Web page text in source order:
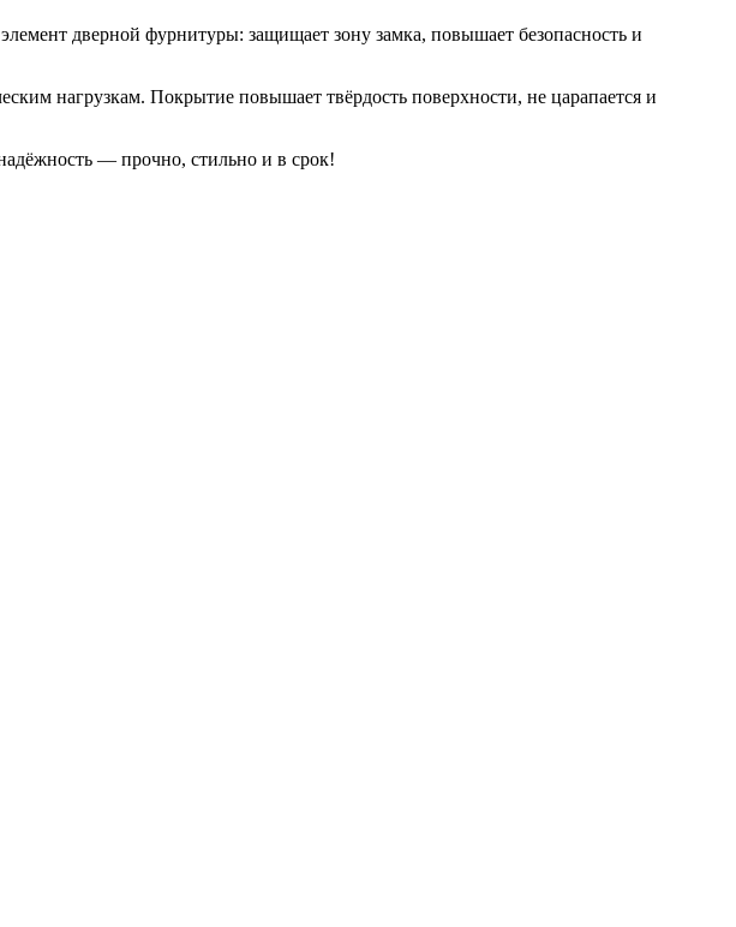
дверной фурнитуры: защищает зону замка, повышает безопасность и
нагрузкам. Покрытие повышает твёрдость поверхности, не царапается и
— прочно, стильно и в срок!